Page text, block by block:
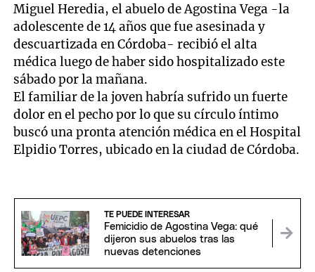
Miguel Heredia, el abuelo de Agostina Vega -la
adolescente de 14 años que fue asesinada y
descuartizada en Córdoba- recibió el alta
médica luego de haber sido hospitalizado este
sábado por la mañana.
El familiar de la joven habría sufrido un fuerte
dolor en el pecho por lo que su círculo íntimo
buscó una pronta atención médica en el Hospital
Elpidio Torres, ubicado en la ciudad de Córdoba.
TE PUEDE INTERESAR
Femicidio de Agostina Vega: qué
dijeron sus abuelos tras las
nuevas detenciones